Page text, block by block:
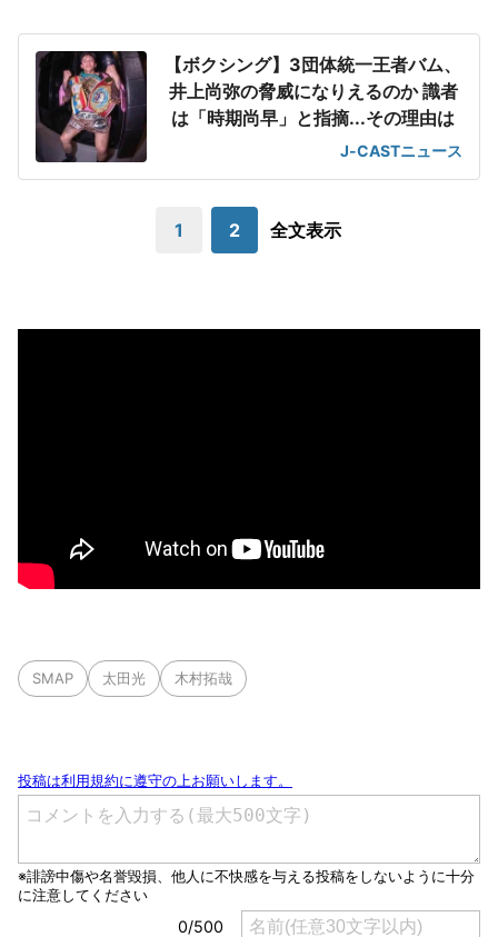
【ボクシング】3団体統一王者バム、
井上尚弥の脅威になりえるのか 識者
は「時期尚早」と指摘...その理由は
J-CASTニュース
1 2 全文表示
SMAP 太田光 木村拓哉